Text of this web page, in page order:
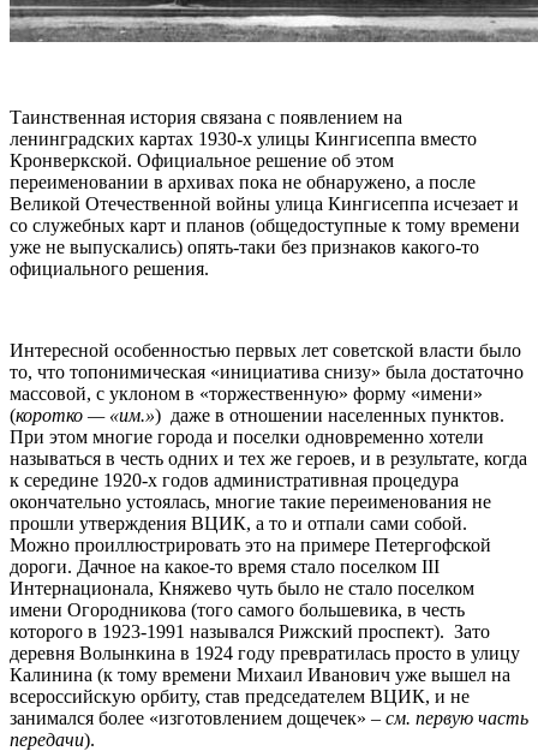
Таинственная история связана с появлением на
ленинградских картах 1930-х улицы Кингисеппа вместо
Кронверкской. Официальное решение об этом
переименовании в архивах пока не обнаружено, а после
Великой Отечественной войны улица Кингисеппа исчезает и
со служебных карт и планов (общедоступные к тому времени
уже не выпускались) опять-таки без признаков какого-то
официального решения.
Интересной особенностью первых лет советской власти было
то, что топонимическая «инициатива снизу» была достаточно
массовой, с уклоном в «торжественную» форму «имени»
(коротко — «им.») даже в отношении населенных пунктов.
При этом многие города и поселки одновременно хотели
называться в честь одних и тех же героев, и в результате, когда
к середине 1920-х годов административная процедура
окончательно устоялась, многие такие переименования не
прошли утверждения ВЦИК, а то и отпали сами собой.
Можно проиллюстрировать это на примере Петергофской
дороги. Дачное на какое-то время стало поселком III
Интернационала, Княжево чуть было не стало поселком
имени Огородникова (того самого большевика, в честь
которого в 1923-1991 назывался Рижский проспект). Зато
деревня Волынкина в 1924 году превратилась просто в улицу
Калинина (к тому времени Михаил Иванович уже вышел на
всероссийскую орбиту, став председателем ВЦИК, и не
занимался более «изготовлением дощечек» – см. первую часть
передачи).